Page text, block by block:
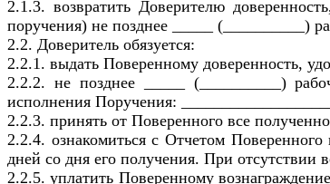
2.1.3. возвратить Доверителю
поручения) не позднее _____ (__________)
2.2. Доверитель обязуется:
2.2.1. выдать Поверенному доверенность,
2.2.2. не позднее _____ (__________)
исполнения Поручения:
2.2.3. принять от Поверенного все
2.2.4. ознакомиться с Отчетом
дней со дня его получения. При отсутствии
2.2.5. уплатить Поверенному